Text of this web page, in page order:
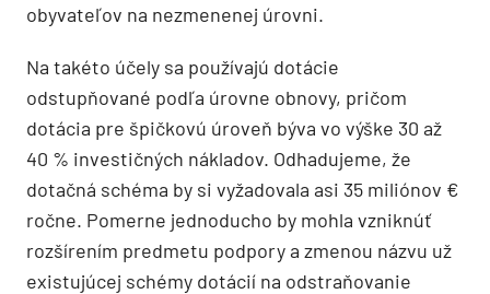
obyvateľov na nezmenenej úrovni.
Na takéto účely sa používajú dotácie
odstupňované podľa úrovne obnovy, pričom
dotácia pre špičkovú úroveň býva vo výške 30 až
40 % investičných nákladov. Odhadujeme, že
dotačná schéma by si vyžadovala asi 35 miliónov €
ročne. Pomerne jednoducho by mohla vzniknúť
rozšírením predmetu podpory a zmenou názvu už
existujúcej schémy dotácií na odstraňovanie